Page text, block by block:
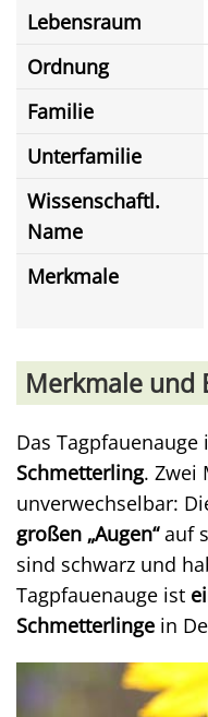
Lebensraum
Ordnung
Familie
Unterfamilie
Wissenschaftl.
Name
Merkmale
Merkmale und
Das Tagpfauenauge
Schmetterling. Zwei
unverwechselbar:
großen „Augen“auf
sind schwarz und
Tagpfauenauge ist
Schmetterlinge in